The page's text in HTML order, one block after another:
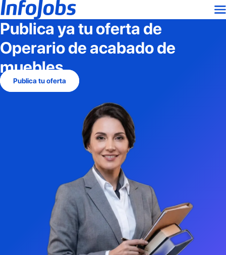
Publica ya tu oferta de
Operario de acabado de
muebles
Publica tu oferta